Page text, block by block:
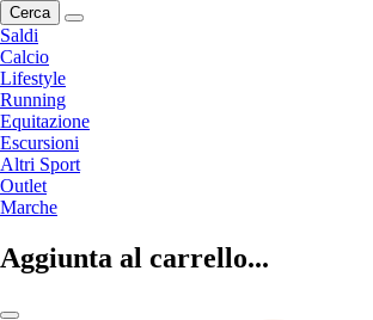
Cerca
Saldi
Calcio
Lifestyle
Running
Equitazione
Escursioni
Altri Sport
Outlet
Marche
Aggiunta al carrello...